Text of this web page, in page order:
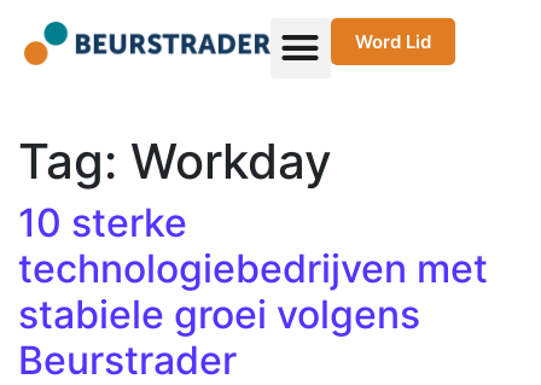
Word Lid
Tag: Workday
10 sterke
technologiebedrijven met
stabiele groei volgens
Beurstrader